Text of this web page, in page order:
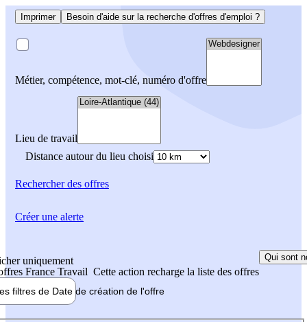
Imprimer Besoin d'aide sur la recherche d'offres d'emploi ?
Métier, compétence, mot-clé, numéro d'offre
Lieu de travail
Distance autour du lieu choisi
Rechercherdes offres
uniquement
France Travail Cette action recharge la liste des offres
Qui sont
filtres de Date de création de l'offre
Créer une alerte